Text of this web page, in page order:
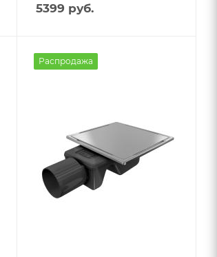
5399 руб.
Распродажа